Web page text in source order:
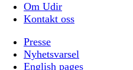
Om Udir
Kontakt oss
Presse
Nyhetsvarsel
English pages